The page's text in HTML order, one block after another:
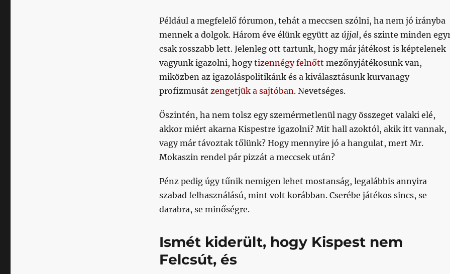
Például a megfelelő fórumon, tehát a meccsen szólni, ha nem jó irányba
mennek a dolgok. Három éve élünk együtt az újjal, és szinte minden
csak rosszabb lett. Jelenleg ott tartunk, hogy már játékost is képtelenek
vagyunk igazolni, hogytizennégy felnőtt mezőnyjátékosunk van,
miközben az igazoláspolitikánk és a kiválasztásunk kurvanagy
profizmusát zengetjük a sajtóban. Nevetséges.
Őszintén, ha nem tolsz egy szemérmetlenül nagy összeget valaki elé,
akkor miért akarna Kispestre igazolni? Mit hall azoktól, akik itt vannak,
vagy már távoztak tőlünk? Hogy mennyire jó a hangulat, mert Mr.
Mokaszin rendel pár pizzát a meccsek után?
Pénz pedig úgy tűnik nemigen lehet mostanság, legalábbis annyira
szabad felhasználású, mint volt korábban. Cserébe játékos sincs, se
darabra, se minőségre.
Ismét kiderült, hogy Kispest nem
Felcsút, és